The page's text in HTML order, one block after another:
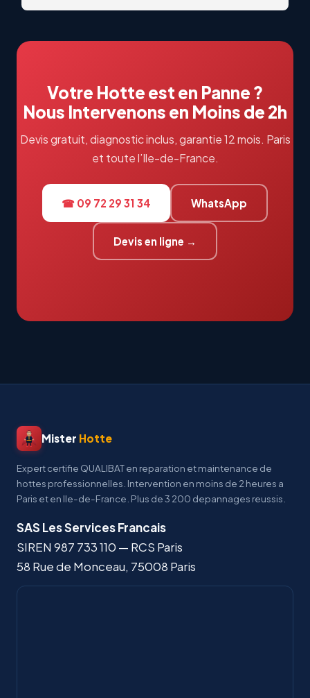
Votre Hotte est en Panne ?
Nous Intervenons en Moins de 2h
Devis gratuit, diagnostic inclus, garantie 12 mois. Paris
et toute l’Ile-de-France.
☎ 09 72 29 31 34 WhatsApp
Devis en ligne →
Mister Hotte
Expert certifie QUALIBAT en reparation et maintenance de
hottes professionnelles. Intervention en moins de 2 heures a
Paris et en Ile-de-France. Plus de 3 200 depannages reussis.
SAS Les Services Francais
SIREN 987 733 110 — RCS Paris
58 Rue de Monceau, 75008 Paris